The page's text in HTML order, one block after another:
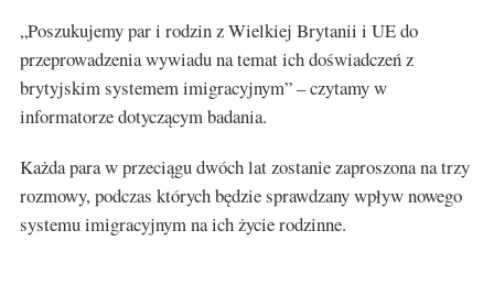
„Poszukujemy par i rodzin z Wielkiej Brytanii i UE do
przeprowadzenia wywiadu na temat ich doświadczeń z
brytyjskim systemem imigracyjnym” – czytamy w
informatorze dotyczącym badania.
Każda para w przeciągu dwóch lat zostanie zaproszona na trzy
rozmowy, podczas których będzie sprawdzany wpływ nowego
systemu imigracyjnym na ich życie rodzinne.